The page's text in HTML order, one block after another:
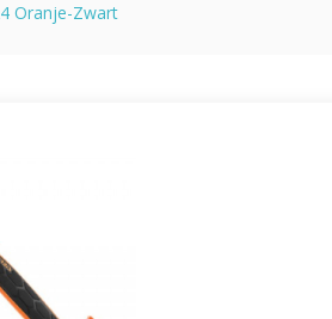
Oranje-Zwart